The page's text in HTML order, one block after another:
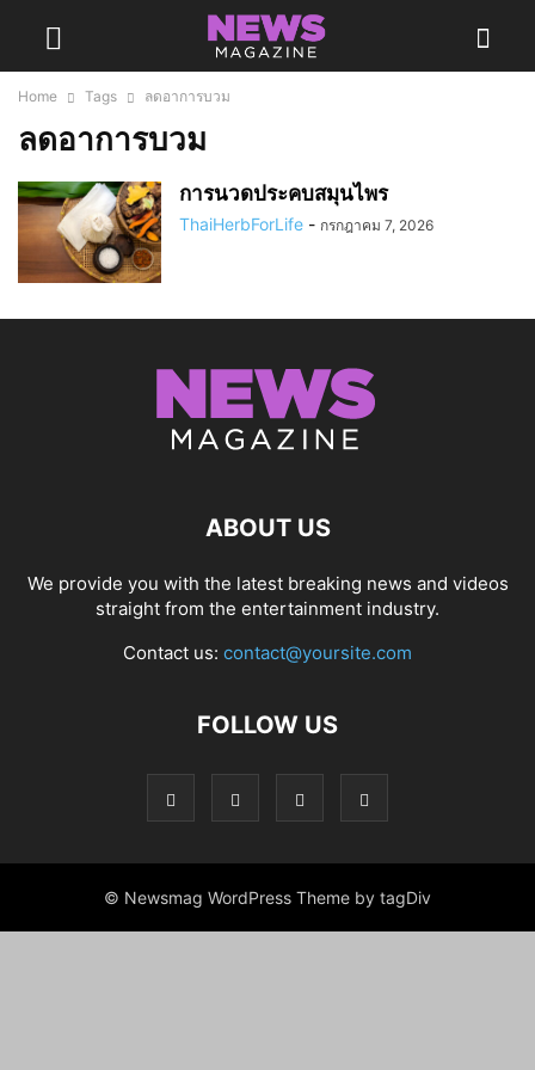
Home Tags ลดอาการบวม
ลดอาการบวม
การนวดประคบสมุนไพร
ThaiHerbForLife - กรกฎาคม 7, 2026
ABOUT US
We provide you with the latest breaking news and videos
straight from the entertainment industry.
Contact us: contact@yoursite.com
FOLLOW US
© Newsmag WordPress Theme by tagDiv